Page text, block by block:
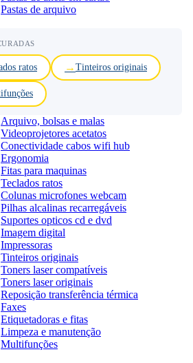
Pastas de arquivo
ratos Tinteiros originais
Arquivo, bolsas e malas
Videoprojetores acetatos
Conectividade cabos wifi hub
Ergonomia
Fitas para maquinas
Teclados ratos
Colunas microfones webcam
Pilhas alcalinas recarregáveis
Suportes opticos cd e dvd
Imagem digital
Impressoras
Tinteiros originais
Toners laser compatíveis
Toners laser originais
Reposição transferência térmica
Faxes
Etiquetadoras e fitas
Limpeza e manutenção
Multifunções